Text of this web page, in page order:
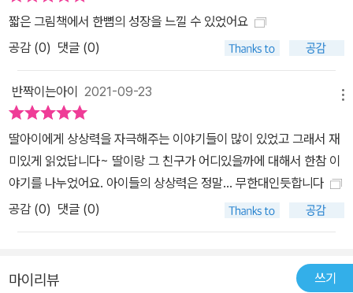
짧은 그림책에서 한뼘의 성장을 느낄 수 있었어요
공감 (0) 댓글 (0)
반짝이는아이 2021-09-23
딸아이에게 상상력을 자극해주는 이야기들이 많이 있었고 그래서 재
미있게 읽었답니다~ 딸이랑 그 친구가 어디있을까에 대해서 한참 이
야기를 나누었어요. 아이들의 상상력은 정말… 무한대인듯합니다
공감 (0) 댓글 (0)
마이리뷰 쓰기